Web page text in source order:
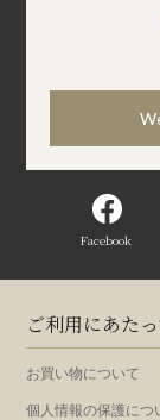
Facebook
ご利用にあた
お買い物について
個人情報の保護につ